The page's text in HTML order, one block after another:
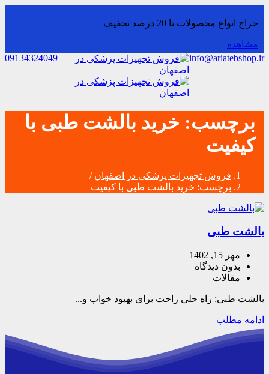
حراج انواع محصولات تا 20 درصد تخفیف
مشاهده
info@ariatebshop.ir
09134324049
برچسب: خرید بالشت‌ طبی با
کیفیت
فروش تجهیزات پزشکی در اصفهان /
برچسب: خرید بالشت‌ طبی با کیفیت
بالشت‌ طبی
مهر 15, 1402
بدون دیدگاه
مقالات
بالشت‌ طبی: راه حلی راحت برای بهبود خواب و...
ادامه مطلب